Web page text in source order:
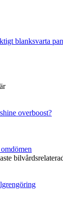
blanksvarta
overboost?